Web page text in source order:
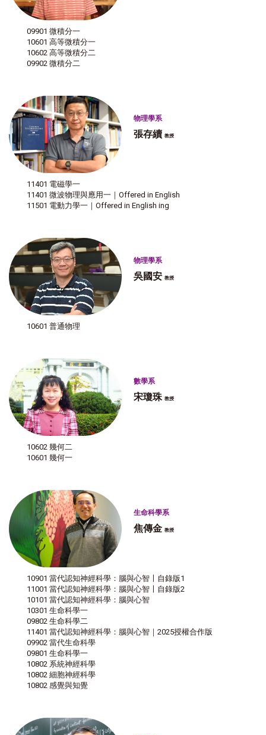
09901 微積分一
10601 高等微積分一
10602 高等微積分二
09902 微積分二
物理學系
張存續 教授
11401 電磁學一
11401 微波物理與應用一｜Offered in English
11501 電動力學一｜Offered in English ing
物理學系
吳國安 教授
10601 普通物理
數學系
宋瓊珠 教授
10602 幾何二
10601 幾何一
生命科學系
焦傳金 教授
10901 當代認知神經科學：腦與心智〡自錄版1
11001 當代認知神經科學：腦與心智〡自錄版2
10101 當代認知神經科學：腦與心智
10301 生命科學一
09802 生命科學二
11401 當代認知神經科學：腦與心智｜2025授權合作版
09902 當代生命科學
09801 生命科學一
10802 系統神經科學
10802 細胞神經科學
10802 感覺與知覺